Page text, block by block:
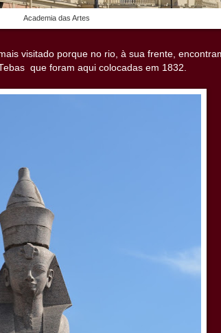
Academia das Artes
visitado porque no rio, à sua frente,
que foram aqui colocadas em 1832.